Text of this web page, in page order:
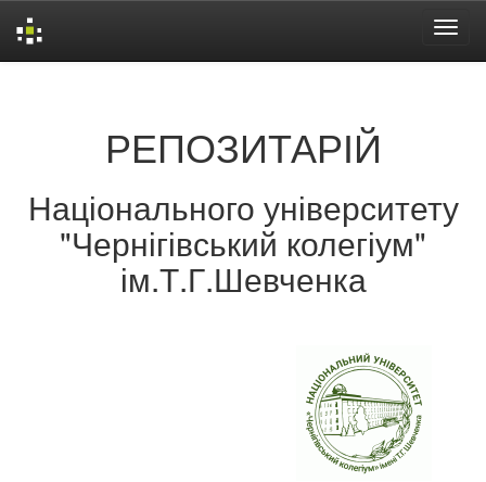
РЕПОЗИТАРІЙ
Національного університету
"Чернігівський колегіум"
ім.Т.Г.Шевченка